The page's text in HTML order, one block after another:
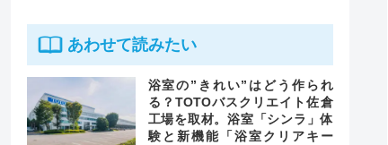
あわせて読みたい
浴室の”きれい”はどう作られ
る？TOTOバスクリエイト佐倉
工場を取材。浴室「シンラ」体
験と新機能「浴室クリアキー